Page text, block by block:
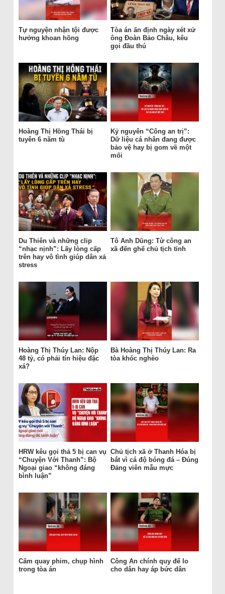
Tự nguyện nhận tội được
hưởng khoan hồng
Tòa án ấn định ngày xét xử
ông Đoàn Bảo Châu, kêu
gọi đầu thú
Hoàng Thị Hồng Thái bị
tuyên 6 năm tù
Kỷ nguyên “Công an trị”:
Dữ liệu cá nhân đang được
bảo vệ hay bị gom về một
mối
Du Thiên và những clip
“nhạc nịnh”: Lấy lòng cấp
trên hay vô tình giúp dân xả
stress
Tô Anh Dũng: Từ công an
xã đến ghế chủ tịch tỉnh
Hoàng Thị Thúy Lan: Nộp
48 tỷ, có phải tín hiệu đặc
xá?
Bà Hoàng Thị Thúy Lan: Ra
tòa khóc nghèo
HRW kêu gọi thả 5 bị can vụ
“Chuyện Với Thanh”: Bộ
Ngoại giao “không đáng
bình luận”
Chủ tịch xã ở Thanh Hóa bị
bắt vì cá độ bóng đá – Đúng
Đảng viên mẫu mực
Cấm quay phim, chụp hình
trong tòa án
Công An chính quy để lo
cho dân hay áp bức dân